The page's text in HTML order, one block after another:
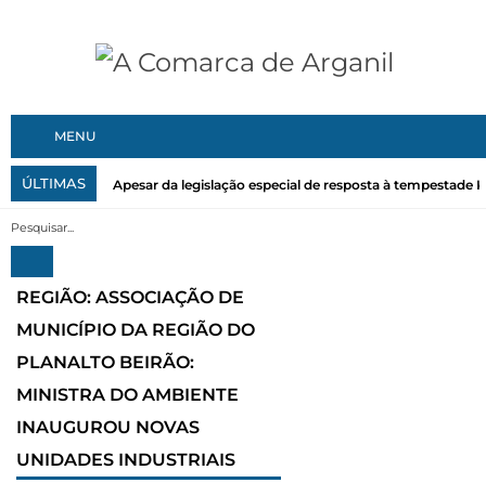
MENU
ÚLTIMAS Apesar da legislação especial de resposta à tempestade
REGIÃO: ASSOCIAÇÃO DE
MUNICÍPIO DA REGIÃO DO
PLANALTO BEIRÃO:
MINISTRA DO AMBIENTE
INAUGUROU NOVAS
UNIDADES INDUSTRIAIS